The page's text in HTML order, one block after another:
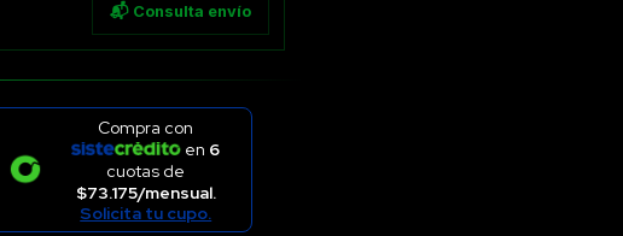
📬 Consulta envío
Compra con
en 6
cuotas de
$73.175/mensual.
Solicita tu cupo.